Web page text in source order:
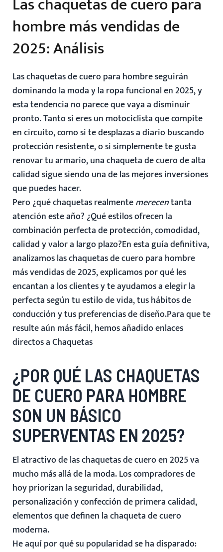
hombre más vendidas de
2025: Análisis
Las chaquetas de cuero para hombre seguirán
dominando la moda y la ropa funcional en 2025, y
esta tendencia no parece que vaya a disminuir
pronto. Tanto si eres un motociclista que compite
en circuito, como si te desplazas a diario buscando
protección resistente, o si simplemente te gusta
renovar tu armario, una chaqueta de cuero de alta
calidad sigue siendo una de las mejores inversiones
que puedes hacer.
Pero ¿qué chaquetas realmentemerecentanta
atención este año? ¿Qué estilos ofrecen la
combinación perfecta de protección, comodidad,
calidad y valor a largo plazo?En esta guía definitiva,
analizamos las chaquetas de cuero para hombre
más vendidas de 2025, explicamos por qué les
encantan a los clientes y te ayudamos a elegir la
perfecta según tu estilo de vida, tus hábitos de
conducción y tus preferencias de diseño.Para que te
resulte aún más fácil, hemos añadido enlaces
directos aChaquetas
¿POR QUÉ LAS CHAQUETAS
DE CUERO PARA HOMBRE
SON UN BÁSICO
SUPERVENTAS EN 2025?
El atractivo de las chaquetas de cuero en 2025 va
mucho más allá de la moda. Los compradores de
hoy priorizan laseguridad, durabilidad,
personalización y confección de primera calidad,
elementos que definen la chaqueta de cuero
moderna.
He aquí por qué su popularidad se ha disparado: